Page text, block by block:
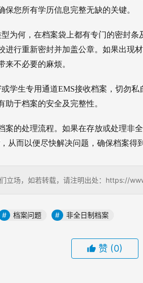
您所有学历信息完整无缺的关键。
为何，在档案袋上都有专门的密封
进行重新密封并加盖公章。如果出现
来不必要的麻烦。
学生专用通道EMS接收档案，切勿
于档案的安全及完整性。
案的处理流程。如果在存放或处理非
，从而以便尽快解决问题，确保档案得
立场，如若转载，请注明出处：https://
档案问题 非全日制档案
赞 (0)